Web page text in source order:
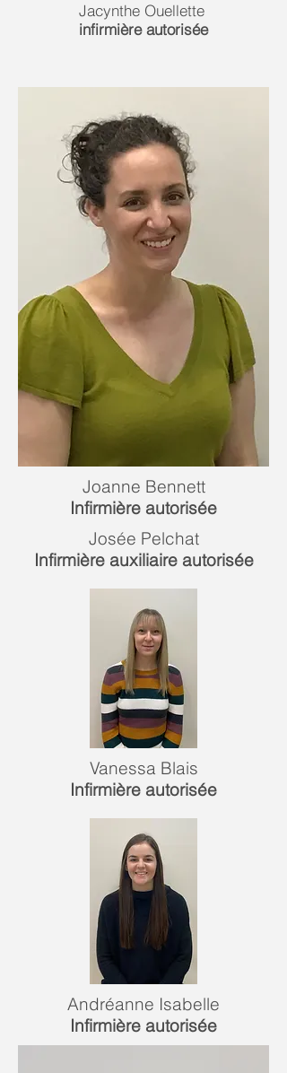
Jacynthe Ouellette
infirmière autorisée
Joanne Bennett
Infirmière autorisée
Josée Pelchat
Infirmière auxiliaire autorisée
Vanessa Blais
Infirmière autorisée
Andréanne Isabelle
Infirmière autorisée